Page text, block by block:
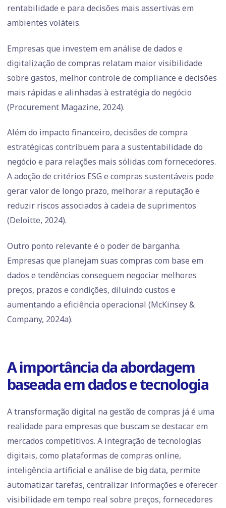
rentabilidade e para decisões mais assertivas em
ambientes voláteis.
Empresas que investem em análise de dados e
digitalização de compras relatam maior visibilidade
sobre gastos, melhor controle de compliance e decisões
mais rápidas e alinhadas à estratégia do negócio
(Procurement Magazine, 2024).
Além do impacto financeiro, decisões de compra
estratégicas contribuem para a sustentabilidade do
negócio e para relações mais sólidas com fornecedores.
A adoção de critérios ESG e compras sustentáveis pode
gerar valor de longo prazo, melhorar a reputação e
reduzir riscos associados à cadeia de suprimentos
(Deloitte, 2024).
Outro ponto relevante é o poder de barganha.
Empresas que planejam suas compras com base em
dados e tendências conseguem negociar melhores
preços, prazos e condições, diluindo custos e
aumentando a eficiência operacional (McKinsey &
Company, 2024a).
A importância da abordagem
baseada em dados e tecnologia
A transformação digital na gestão de compras já é uma
realidade para empresas que buscam se destacar em
mercados competitivos. A integração de tecnologias
digitais, como plataformas de compras online,
inteligência artificial e análise de big data, permite
automatizar tarefas, centralizar informações e oferecer
visibilidade em tempo real sobre preços, fornecedores